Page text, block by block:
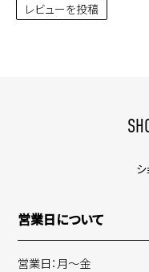
レビューを投稿
営業日について
営業日：月～金